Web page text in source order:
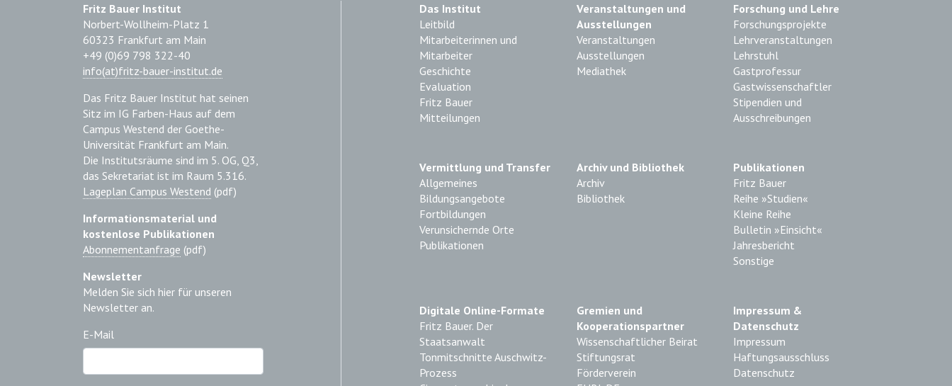
Fritz Bauer Institut
Norbert-Wollheim-Platz 1
60323 Frankfurt am Main
+49 (0)69 798 322-40
info(at)fritz-bauer-institut.de
Das Fritz Bauer Institut hat seinen
Sitz im IG Farben-Haus auf dem
Campus Westend der Goethe-
Universität Frankfurt am Main.
Die Institutsräume sind im 5. OG, Q3,
das Sekretariat ist im Raum 5.316.
Lageplan Campus Westend (pdf)
Informationsmaterial und
kostenlose Publikationen
Abonnementanfrage (pdf)
Newsletter
Melden Sie sich hier für unseren
Newsletter an.
E-Mail
Das Institut
Leitbild
Mitarbeiterinnen und
Mitarbeiter
Geschichte
Evaluation
Fritz Bauer
Mitteilungen
Veranstaltungen und
Ausstellungen
Veranstaltungen
Ausstellungen
Mediathek
Forschung und Lehre
Forschungsprojekte
Lehrveranstaltungen
Lehrstuhl
Gastprofessur
Gastwissenschaftler
Stipendien und
Ausschreibungen
Vermittlung und Transfer
Allgemeines
Bildungsangebote
Fortbildungen
Verunsichernde Orte
Publikationen
Archiv und Bibliothek
Archiv
Bibliothek
Publikationen
Fritz Bauer
Reihe »Studien«
Kleine Reihe
Bulletin »Einsicht«
Jahresbericht
Sonstige
Digitale Online-Formate
Fritz Bauer. Der
Staatsanwalt
Tonmitschnitte Auschwitz-
Prozess
Gremien und
Kooperationspartner
Wissenschaftlicher Beirat
Stiftungsrat
Förderverein
Impressum &
Datenschutz
Impressum
Haftungsausschluss
Datenschutz